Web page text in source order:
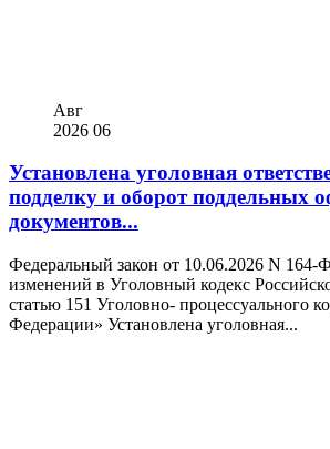
Авг
2026 06
Установлена уголовная
подделку и оборот поддельных
документов...
Федеральный закон от 10.06.2026 N 164-
изменений в Уголовный кодекс
статью 151 Уголовно- процессуального
Федерации» Установлена уголовная...